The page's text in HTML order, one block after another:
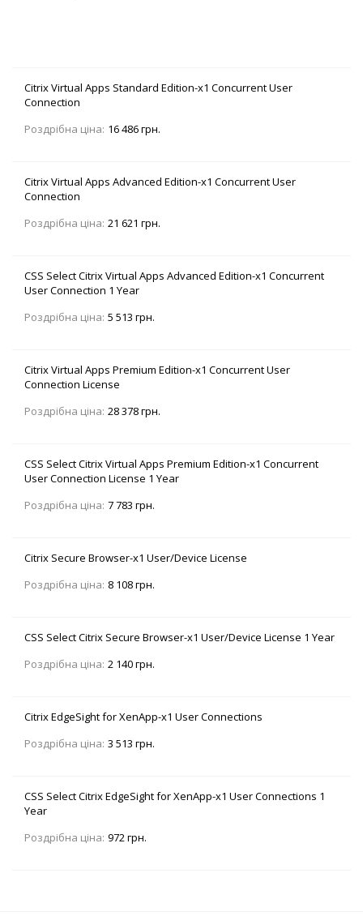
Citrix Virtual Apps Standard Edition-x1 Concurrent User
Connection
Роздрібна ціна: 16 486 грн.
Citrix Virtual Apps Advanced Edition-x1 Concurrent User
Connection
Роздрібна ціна: 21 621 грн.
CSS Select Citrix Virtual Apps Advanced Edition-x1 Concurrent
User Connection 1 Year
Роздрібна ціна: 5 513 грн.
Citrix Virtual Apps Premium Edition-x1 Concurrent User
Connection License
Роздрібна ціна: 28 378 грн.
CSS Select Citrix Virtual Apps Premium Edition-x1 Concurrent
User Connection License 1 Year
Роздрібна ціна: 7 783 грн.
Citrix Secure Browser-x1 User/Device License
Роздрібна ціна: 8 108 грн.
CSS Select Citrix Secure Browser-x1 User/Device License 1 Year
Роздрібна ціна: 2 140 грн.
Citrix EdgeSight for XenApp-x1 User Connections
Роздрібна ціна: 3 513 грн.
CSS Select Citrix EdgeSight for XenApp-x1 User Connections 1
Year
Роздрібна ціна: 972 грн.